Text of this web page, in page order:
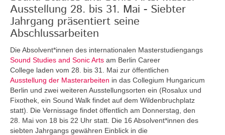
Ausstellung 28. bis 31. Mai - Siebter
Jahrgang präsentiert seine
Abschlussarbeiten
Die Absolvent*innen des internationalen Masterstudiengangs
Sound Studies and Sonic Arts am Berlin Career
College laden vom 28. bis 31. Mai zur öffentlichen
Ausstellung der Masterarbeiten in das Collegium Hungaricum
Berlin und zwei weiteren Ausstellungsorten ein (Rosalux und
Fixothek, ein Sound Walk findet auf dem Wildenbruchplatz
statt). Die Vernissage findet öffentlich am Donnerstag, den
28. Mai von 18 bis 22 Uhr statt. Die 16 Absolvent*innen des
siebten Jahrgangs gewähren Einblick in die